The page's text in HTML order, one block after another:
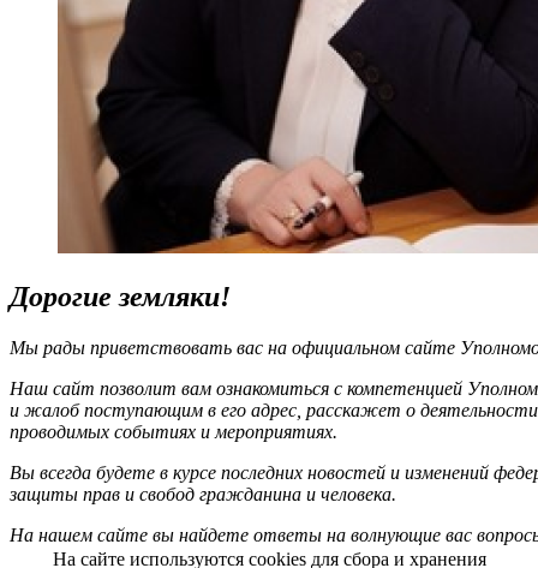
Дорогие земляки!
Мы рады приветствовать вас на официальном сайте
Наш сайт позволит вам ознакомиться с компетенцией
и жалоб поступающим в его адрес, расскажет о
проводимых событиях и мероприятиях.
Вы всегда будете в курсе последних новостей и изменений
защиты прав и свобод гражданина и человека.
На нашем сайте вы найдете ответы на волнующие вас
На сайте используются cookies для сбора и хранения